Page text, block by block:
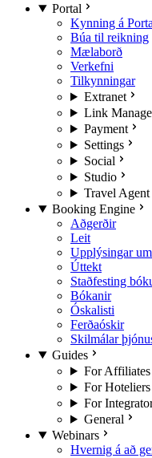
Portal
Kynning á
Búa til reikning
Mælaborð
Verkefni
Tilkynningar
Extranet
Link
Payment
Settings
Social
Studio
Travel Agent
Booking Engine
Aðgerðir
Leit
Upplýsingar
Úttekt
Staðfesting
Bókanir
Óskalisti
Ferðaóskir
Skilmálar
Guides
For Affiliates
For Hoteliers
For
General
Webinars
Hvernig á að